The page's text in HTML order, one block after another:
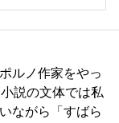
ルノ作家をやっ
説の文体では私
ながら「すばら